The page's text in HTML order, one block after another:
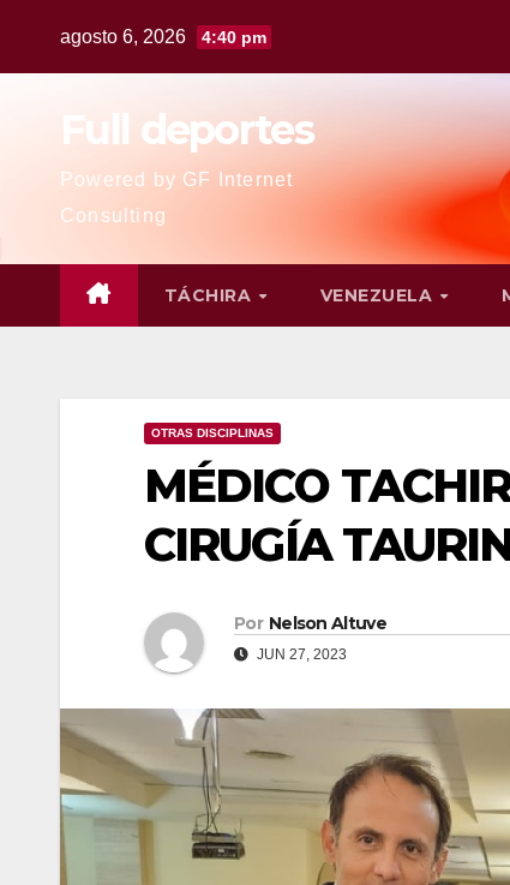
agosto 6, 2026 4:40 pm
Full deportes
Powered by GF Internet
Consulting
TÁCHIRA VENEZUELA
OTRAS DISCIPLINAS
MÉDICO
CIRUGÍA
Por Nelson Altuve
JUN 27, 2023